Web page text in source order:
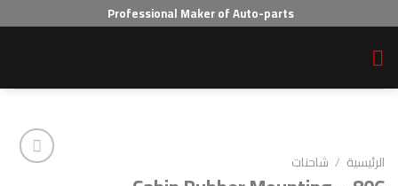
Professional Maker of Auto-parts
شاحنات